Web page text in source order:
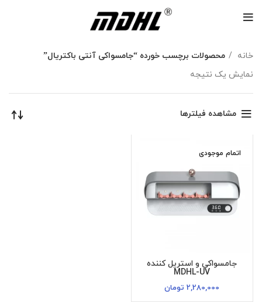
خانه
محصولات برچسب خورده “جامسواکی آنتی باکتریال”
نمایش یک نتیجه
مشاهده فیلترها
اتمام موجودی
جامسواکی و استریل کننده
MDHL-UV
2,280,000 تومان